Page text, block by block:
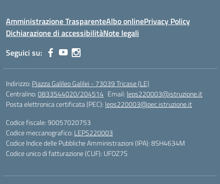
Amministrazione TrasparenteAlbo onlinePrivacy Policy
Dichiarazione di accessibilitàNote legali
Seguici su:
Indirizzo: Piazza Galileo Galilei - 73039 Tricase (LE)
Centralino:0833544020/204514 Email: leps220003@istruzione.it
Posta elettronica certificata (PEC): leps220003@pec.istruzione.it
Codice fiscale: 90057020753
Codice meccanografico: LEPS220003
Codice Indice delle Pubbliche Amministrazioni (IPA): 8SH4634M
Codice unico di fatturazione (CUF): UFOZ7S